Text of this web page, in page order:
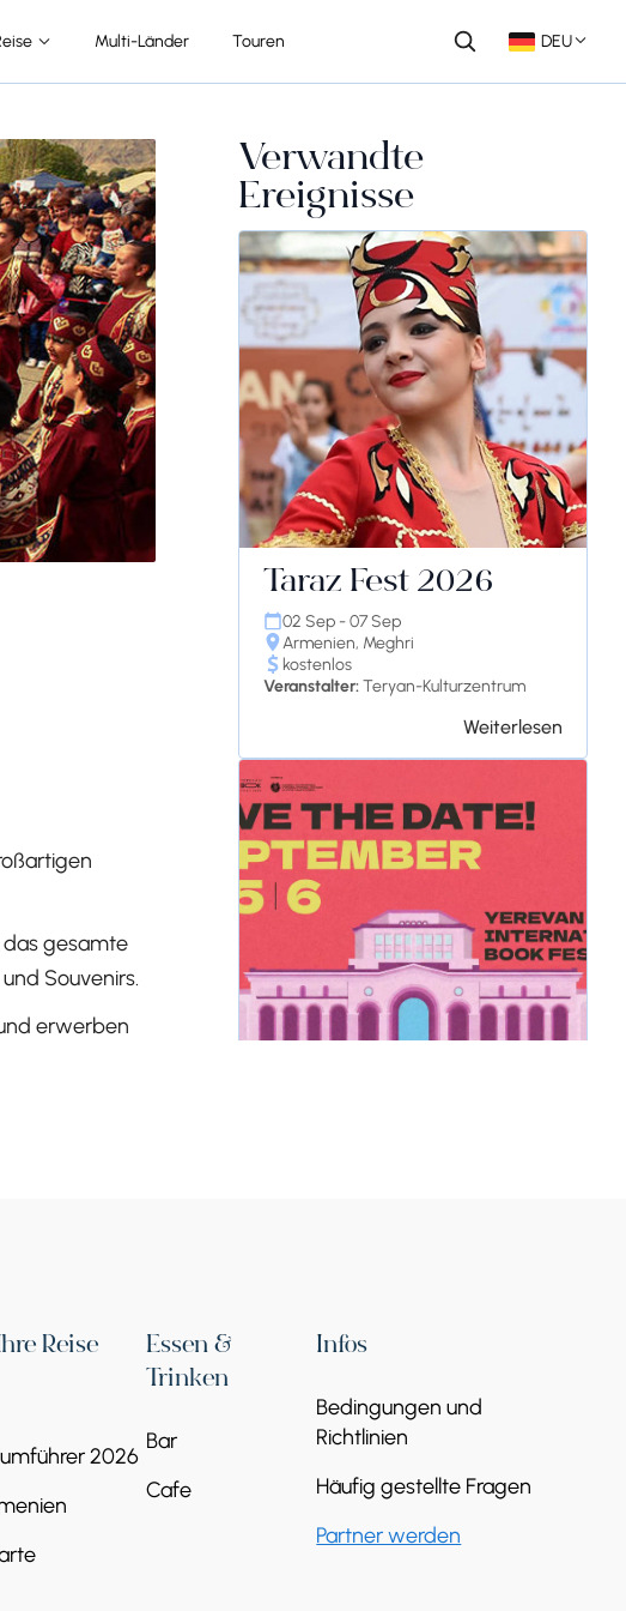
Multi-Länder Touren DEU
das gesamte
Souvenirs.
erwerben
Verwandte
Ereignisse
Taraz Fest 2026
02 Sep - 07 Sep
Armenien, Meghri
kostenlos
Veranstalter:Teryan-Kulturzentrum
Weiterlesen
Reise
2026
Essen &
Trinken
Bar
Cafe
Infos
Bedingungen und
Richtlinien
Häufig gestellte Fragen
Partner werden